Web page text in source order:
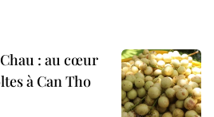
: au cœur
à Can Tho